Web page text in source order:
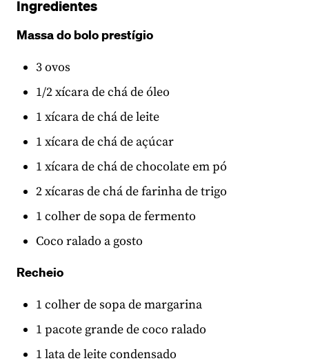
Ingredientes
Massa do bolo prestígio
3 ovos
1/2 xícara de chá de óleo
1 xícara de chá de leite
1 xícara de chá de açúcar
1 xícara de chá de chocolate em pó
2 xícaras de chá de farinha de trigo
1 colher de sopa de fermento
Coco ralado a gosto
Recheio
1 colher de sopa de margarina
1 pacote grande de coco ralado
1 lata de leite condensado